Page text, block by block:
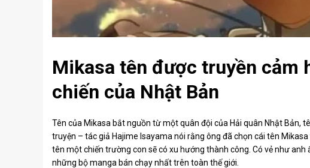
Mikasa tên được truyền cảm
chiến của Nhật Bản
Tên của Mikasa bắt nguồn từ một quân đội của Hải quân Nhật Bản,
truyện – tác giả Hajime Isayama nói rằng ông đã chọn cái tên
tên một chiến trường con sẽ có xu hướng thành công. Có vẻ như
những bộ manga bán chạy nhất trên toàn thế giới.